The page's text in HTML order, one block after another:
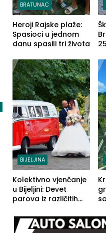
BRATUNAC
Heroji Rajske plaže:
Spasioci u jednom
danu spasili tri života
BIJELJINA
Kolektivno vjenčanje
u Bijeljini: Devet
parova iz različitih
izgovorilo
sudbonosno da
u